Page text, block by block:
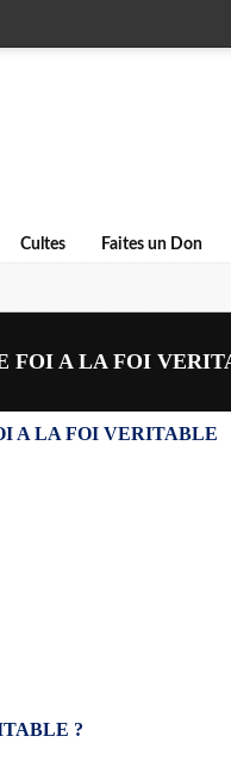
Cultes Faites un Don
FOI A LA FOI
A LA FOI VERITABLE
?